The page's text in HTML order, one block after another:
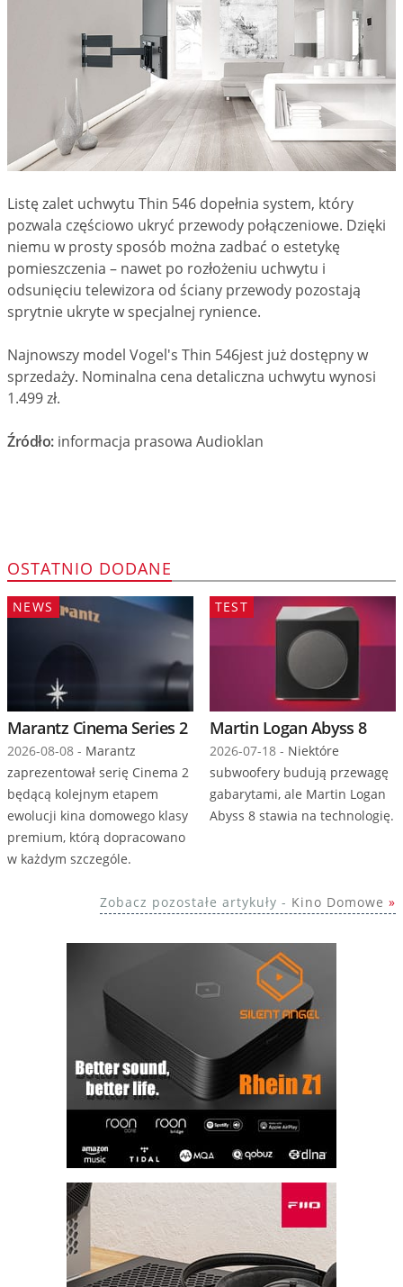
Listę zalet uchwytu Thin 546 dopełnia system, który
pozwala częściowo ukryć przewody połączeniowe. Dzięki
niemu w prosty sposób można zadbać o estetykę
pomieszczenia – nawet po rozłożeniu uchwytu i
odsunięciu telewizora od ściany przewody pozostają
sprytnie ukryte w specjalnej rynience.
Najnowszy model Vogel's Thin 546jest już dostępny w
sprzedaży. Nominalna cena detaliczna uchwytu wynosi
1.499 zł.
Źródło:informacja prasowa Audioklan
OSTATNIO DODANE
Marantz Cinema Series 2
2026-08-08 - Marantz
zaprezentował serię Cinema 2
będącą kolejnym etapem
ewolucji kina domowego klasy
premium, którą dopracowano
w każdym szczególe.
NEWS
Martin Logan Abyss 8
2026-07-18 - Niektóre
subwoofery budują przewagę
gabarytami, ale Martin Logan
Abyss 8 stawia na technologię.
TEST
Zobacz pozostałe artykuły - Kino Domowe